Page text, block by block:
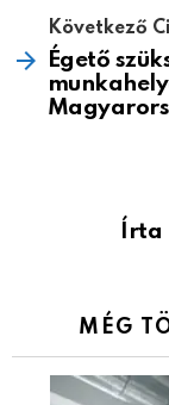
Következő
Égető
Írta
MÉG